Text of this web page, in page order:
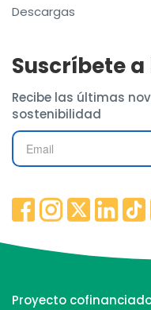
Descargas
Suscríbete
Recibe las últimas
sostenibilidad
Proyecto